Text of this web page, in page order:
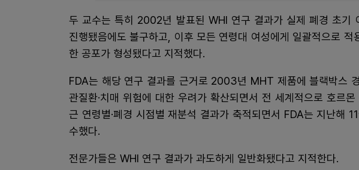
두 교수는 특히 2002년 발표된 WHI 연구 결과가 실제 폐경 초기
진행됐음에도 불구하고, 이후 모든 연령대 여성에게 일괄적으로 적
한 공포가 형성됐다고 지적했다.
FDA는 해당 연구 결과를 근거로 2003년 MHT 제품에 블랙박스
관질환·치매 위험에 대한 우려가 확산되면서 전 세계적으로 호르
근 연령별·폐경 시점별 재분석 결과가 축적되면서 FDA는 지난해
수했다.
전문가들은 WHI 연구 결과가 과도하게 일반화됐다고 지적한다.